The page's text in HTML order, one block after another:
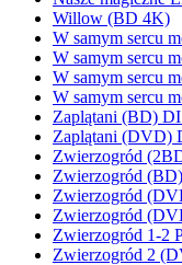
Willow (BD 4K)
W samym sercu
W samym sercu
W samym sercu
W samym sercu
Zaplątani (BD)
Zaplątani (DVD)
Zwierzogród
Zwierzogród (BD)
Zwierzogród
Zwierzogród
Zwierzogród 1-2
Zwierzogród 2